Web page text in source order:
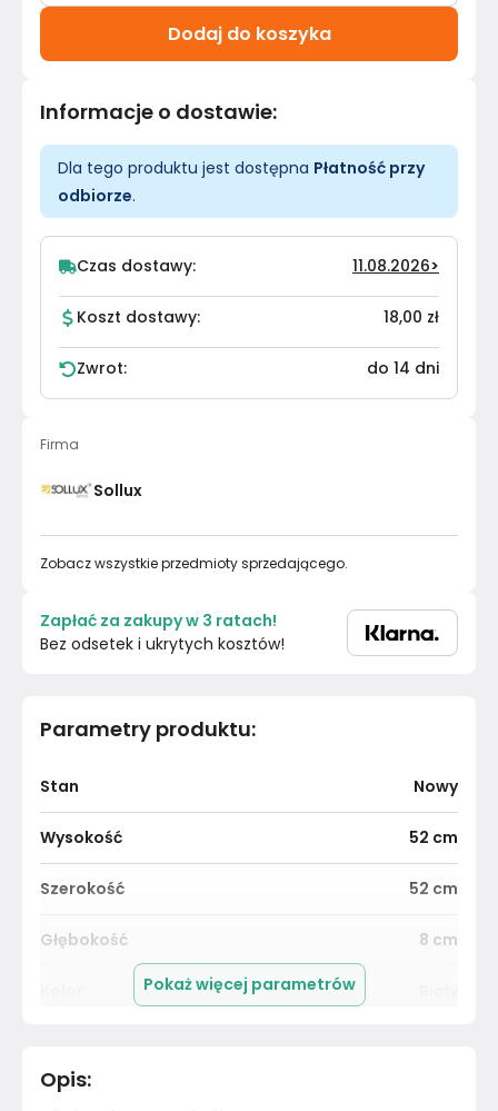
Parametry produktu:
Stan Nowy
Wysokość 52 cm
Szerokość 52 cm
Głębokość 8 cm
Materiał
Pokaż więcej parametrów
Opis:
Dodaj do koszyka
Informacje o dostawie:
Dla tego produktu jest dostępna Płatność przy
odbiorze.
Czas dostawy: 11.08.2026>
Koszt dostawy: 18,00 zł
Zwrot: do 14 dni
Firma
Sollux
Zobacz wszystkie przedmioty sprzedającego.
Zapłać za zakupy w 3 ratach!
Bez odsetek i ukrytych kosztów!